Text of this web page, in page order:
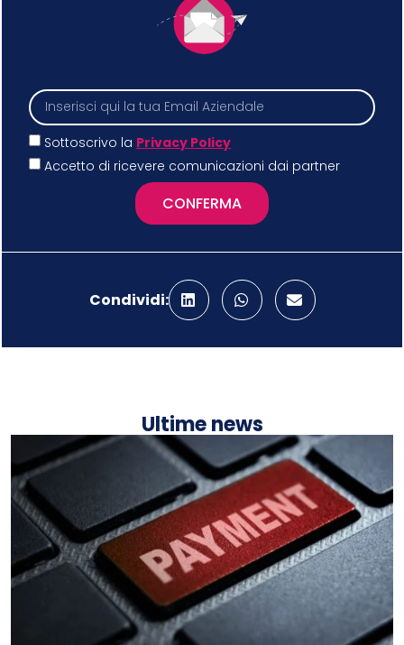
Sottoscrivo la Privacy Policy
Accetto di ricevere comunicazioni dai partner
CONFERMA
Condividi:
Ultime news